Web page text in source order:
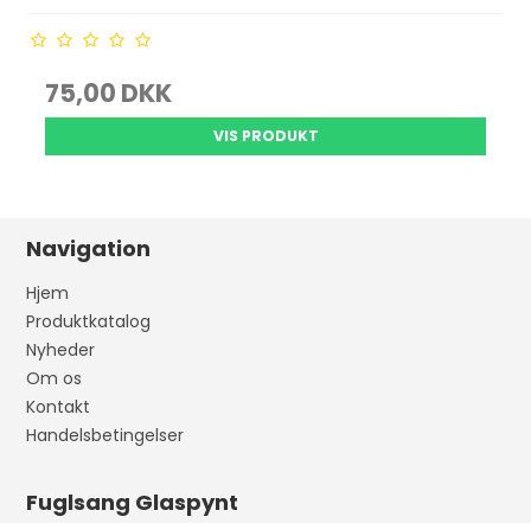
75,00 DKK
VIS PRODUKT
Navigation
Hjem
Produktkatalog
Nyheder
Om os
Kontakt
Handelsbetingelser
Fuglsang Glaspynt